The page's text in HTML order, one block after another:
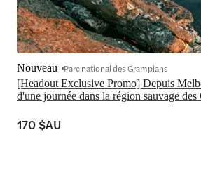
[Headout Exclusive Promo] Depuis
d'une journée dans la région sauvage des
Nouveau Parc national des Grampians
170 $AU